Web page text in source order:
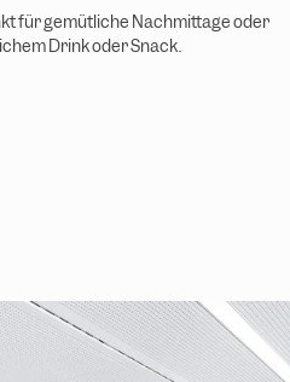
für gemütliche Nachmittage oder
Drink oder Snack.